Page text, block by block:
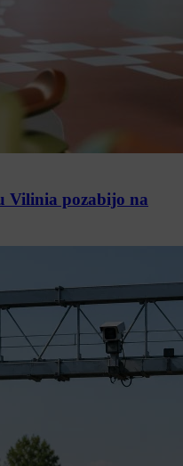
Vilinia pozabijo na